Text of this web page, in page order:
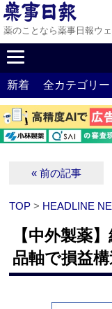
薬のことなら薬事日報ウ
新着 全カテゴリー
« 前の記事
TOP > HEADLINE
【中外製薬
品軸で損益